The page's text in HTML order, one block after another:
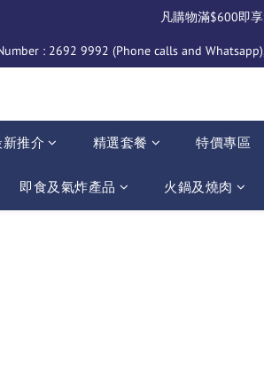
凡購物滿$600即
: 2692 9992 (Phone calls and
新推介 精選套餐 特價專區
即食及氣炸產品 火鍋及燒肉